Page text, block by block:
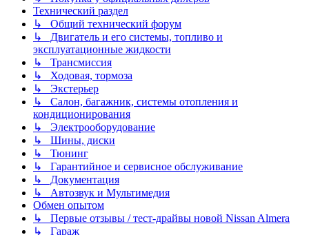
Технический раздел
↳ Общий технический форум
↳ Двигатель и его системы, топливо и
эксплуатационные жидкости
↳ Трансмиссия
↳ Ходовая, тормоза
↳ Экстерьер
↳ Салон, багажник, системы отопления и
кондиционирования
↳ Электрооборудование
↳ Шины, диски
↳ Тюнинг
↳ Гарантийное и сервисное обслуживание
↳ Документация
↳ Автозвук и Мультимедия
Обмен опытом
↳ Первые отзывы / тест-драйвы новой Nissan Almera
↳ Гараж